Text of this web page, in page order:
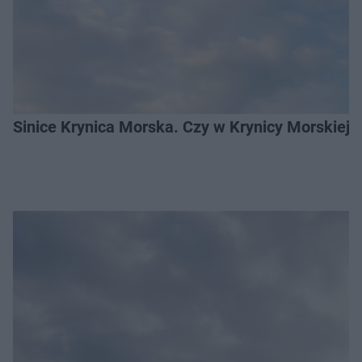
Sinice Krynica Morska. Czy w Krynicy Morskiej